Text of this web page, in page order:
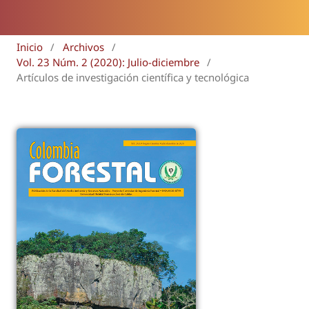
Inicio / Archivos /
Vol. 23 Núm. 2 (2020): Julio-diciembre /
Artículos de investigación científica y tecnológica